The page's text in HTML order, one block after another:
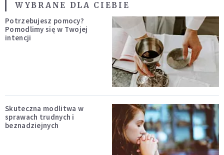
WYBRANE DLA CIEBIE
Potrzebujesz pomocy?
Pomodlimy się w Twojej
intencji
Skuteczna modlitwa w
sprawach trudnych i
beznadziejnych